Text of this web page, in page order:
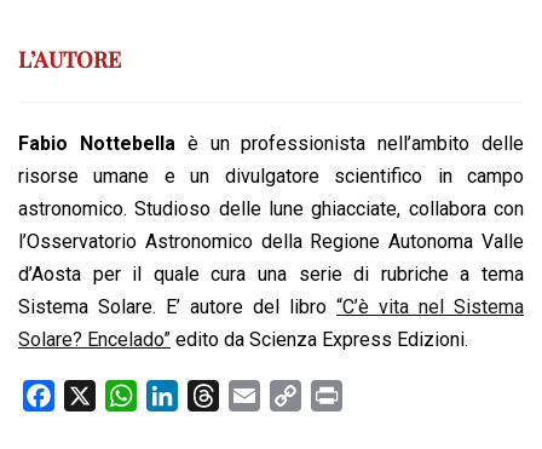
L’AUTORE
Fabio Nottebellaè un professionista nell’ambito delle
risorse umane e un divulgatore scientifico in campo
astronomico. Studioso delle lune ghiacciate, collabora con
l’Osservatorio Astronomico della Regione Autonoma Valle
d’Aosta per il quale cura una serie di rubriche a tema
Sistema Solare. E’ autore del libro “C’è vita nel Sistema
Solare? Encelado” edito da Scienza Express Edizioni.
W